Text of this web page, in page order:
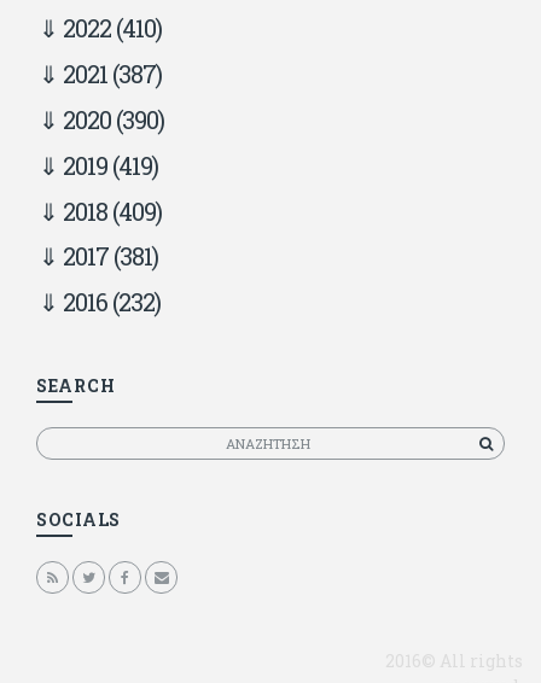
2022(410)
2021(387)
2020(390)
2019(419)
2018(409)
2017(381)
2016(232)
SEARCH
Αναζητηση
SOCIALS